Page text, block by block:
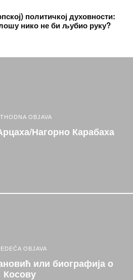
политичкој духовности:
нико не би љубио руку?
OBJAVA
Нагорно Карабаха
OBJAVA
или биографија о
Косову